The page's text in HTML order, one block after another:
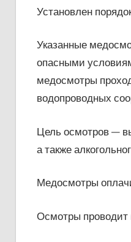
Установлен
Указанные
опасными
медосмотры
водопроводных
Цель осмотров —
а также
Медосмотры
Осмотры